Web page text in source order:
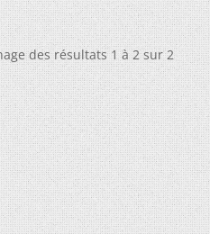
des résultats 1 à 2 sur 2